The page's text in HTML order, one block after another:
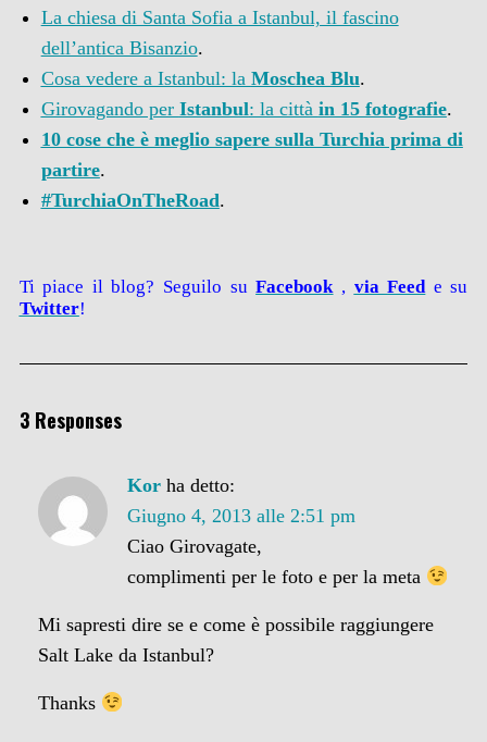
La chiesa di Santa Sofia a Istanbul, il fascino
dell’antica Bisanzio.
Cosa vedere a Istanbul: la Moschea Blu.
Girovagando per Istanbul: la città in 15 fotografie.
10 cose che è meglio sapere sulla Turchia prima di
partire.
#TurchiaOnTheRoad.
Ti piace il blog? Seguilo su Facebook , viaFeede su
Twitter!
3 Responses
Kor ha detto:
Giugno 4, 2013 alle 2:51 pm
Ciao Girovagate,
complimenti per le foto e per la meta
Mi sapresti dire se e come è possibile raggiungere
Salt Lake da Istanbul?
Thanks